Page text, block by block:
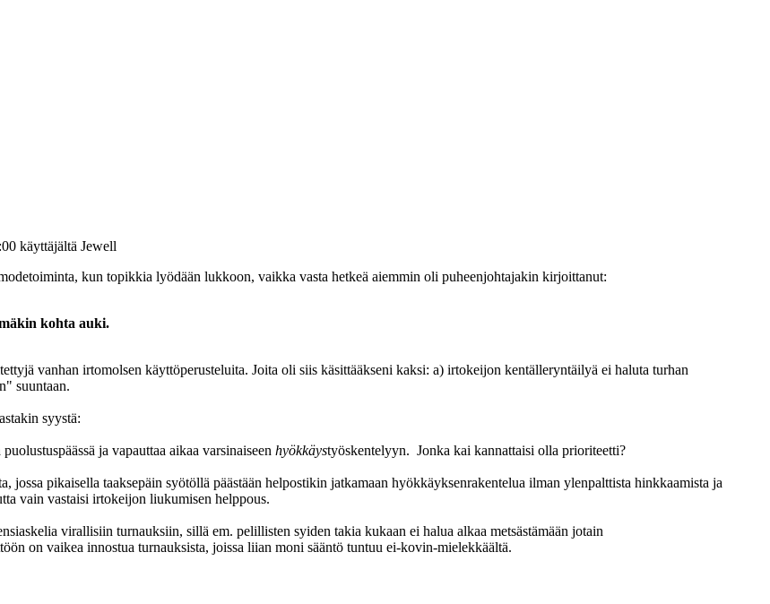
käyttäjältä Jewell
kun topikkia lyödään lukkoon, vaikka vasta hetkeä aiemmin oli puheenjohtajakin kirjoittanut:
kohta auki.
vanhan irtomolsen käyttöperusteluita. Joita oli siis käsittääkseni kaksi: a) irtokeijon kentälleryntäilyä ei haluta turhan
suuntaan.
syystä:
ja vapauttaa aikaa varsinaiseen hyökkäystyöskentelyyn. Jonka kai kannattaisi olla prioriteetti?
jossa pikaisella taaksepäin syötöllä päästään helpostikin jatkamaan hyökkäyksenrakentelua ilman ylenpalttista hinkkaamista ja
vain vastaisi irtokeijon liukumisen helppous.
virallisiin turnauksiin, sillä em. pelillisten syiden takia kukaan ei halua alkaa metsästämään jotain
on vaikea innostua turnauksista, joissa liian moni sääntö tuntuu ei-kovin-mielekkäältä.